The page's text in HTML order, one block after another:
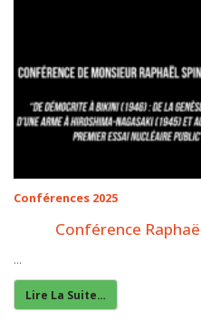
Conférences 2025
Conférence
...
Lire La Suite…